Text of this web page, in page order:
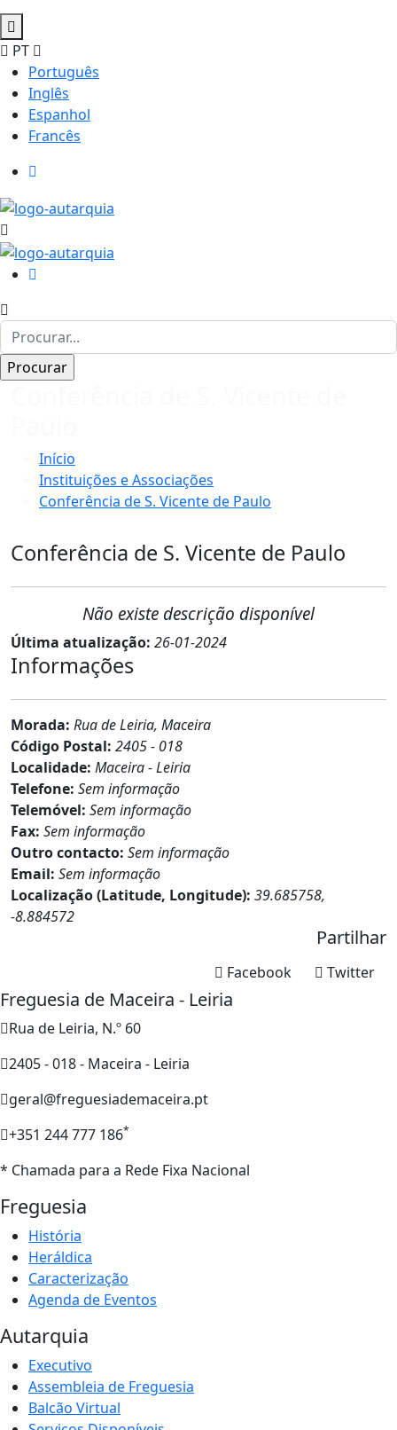
PT
Português
Inglês
Espanhol
Francês
Início
Instituições e Associações
Conferência de S. Vicente de Paulo
Conferência de S. Vicente de Paulo
Não existe descrição disponível
Última atualização: 26-01-2024
Informações
Morada: Rua de Leiria, Maceira
Código Postal: 2405 - 018
Localidade: Maceira - Leiria
Telefone: Sem informação
Telemóvel: Sem informação
Fax: Sem informação
Outro contacto: Sem informação
Email: Sem informação
Localização (Latitude, Longitude): 39.685758,
-8.884572
Partilhar
Twitter
Facebook
Freguesia de Maceira - Leiria
Rua de Leiria, N.º 60
2405 - 018 - Maceira - Leiria
geral@freguesiademaceira.pt
+351 244 777 186*
* Chamada para a Rede Fixa Nacional
Freguesia
História
Heráldica
Caracterização
Agenda de Eventos
Autarquia
Executivo
Assembleia de Freguesia
Balcão Virtual